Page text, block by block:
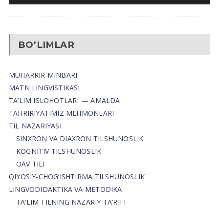
BO’LIMLAR
MUHARRIR MINBARI
MATN LINGVISTIKASI
TA’LIM ISLOHOTLARI — AMALDA
TAHRIRIYATIMIZ MEHMONLARI
TIL NAZARIYASI
SINXRON VA DIAXRON TILSHUNOSLIK
KOGNITIV TILSHUNOSLIK
OAV TILI
QIYOSIY-CHOG‘ISHTIRMA TILSHUNOSLIK
LINGVODIDAKTIKA VA METODIKA
TA’LIM TILNING NAZARIY TA’RIFI